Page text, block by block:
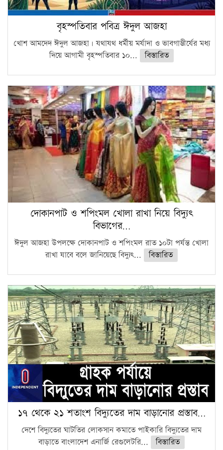
বৃহস্পতিবার পবিত্র ঈদুল আজহা
খোশ আমদেদ ঈদুল আজহা। যথাযথ ধর্মীয় মর্যাদা ও ভাবগাম্ভীর্যের মধ্য
দিয়ে আগামী বৃহস্পতিবার ১০...
বিস্তারিত
দোকানপাট ও শপিংমল খোলা রাখা নিয়ে বিদ্যুৎ
বিভাগের…
ঈদুল আজহা উপলক্ষে দোকানপাট ও শপিংমল রাত ১০টা পর্যন্ত খোলা
রাখা যাবে বলে জানিয়েছে বিদ্যুৎ...
বিস্তারিত
১৭ থেকে ২১ শতাংশ বিদ্যুতের দাম বাড়ানোর প্রস্তাব…
দেশে বিদ্যুতের ঘাটতির লোকসান কমাতে পাইকারি বিদ্যুতের দাম
বাড়াতে বাংলাদেশ এনার্জি রেগুলেটরি...
বিস্তারিত